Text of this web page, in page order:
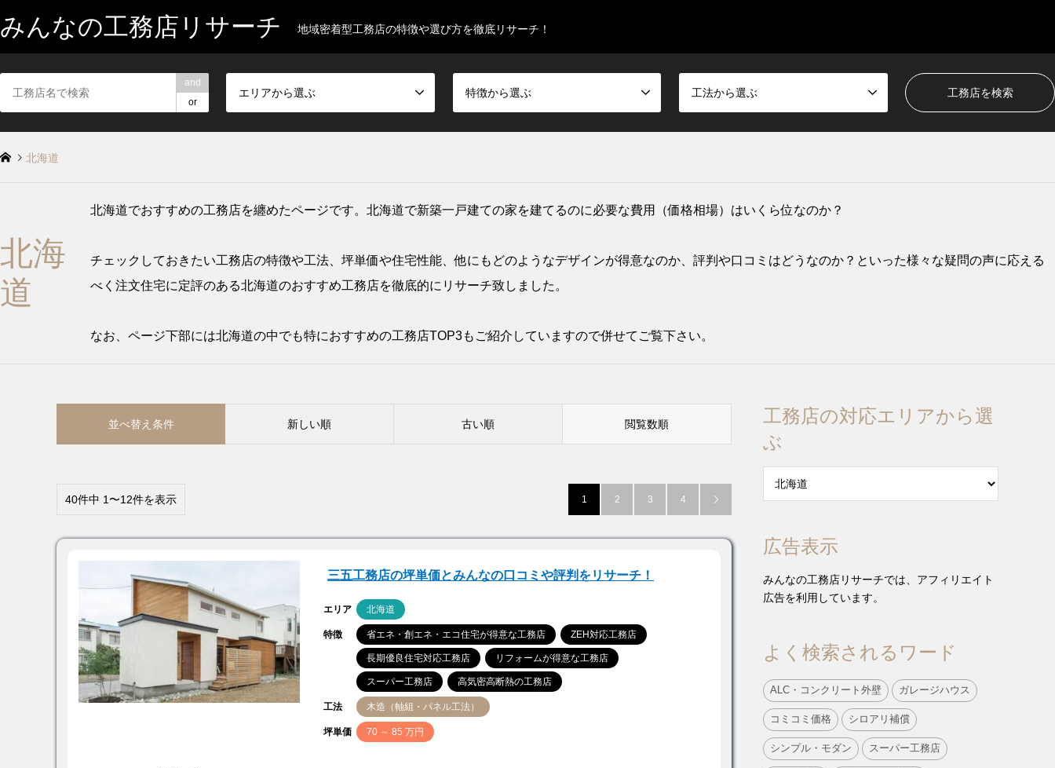
みんなの工務店リサーチ 地域密着型工務店の特徴や選び方を徹底リサーチ！
and
or
エリアから選ぶ 特徴から選ぶ 工法から選ぶ
北海道
北海
道
北海道でおすすめの工務店を纏めたページです。北海道で新築一戸建ての家を建てるのに必要な費用（価格相場）はいくら位なのか？
チェックしておきたい工務店の特徴や工法、坪単価や住宅性能、他にもどのようなデザインが得意なのか、評判や口コミはどうなのか？といった様々な疑問の声に応える
べく注文住宅に定評のある北海道のおすすめ工務店を徹底的にリサーチ致しました。
なお、ページ下部には北海道の中でも特におすすめの工務店TOP3もご紹介していますので併せてご覧下さい。
並べ替え条件 新しい順 古い順 閲覧数順
40件中 1〜12件を表示 1 2 3 4 
三五工務店の坪単価とみんなの口コミや評判をリサーチ！
エリア 北海道
特徴 省エネ・創エネ・エコ住宅が得意な工務店 ZEH対応工務店
長期優良住宅対応工務店 リフォームが得意な工務店
スーパー工務店 高気密高断熱の工務店
工法 木造（軸組・パネル工法）
坪単価 70 ～ 85 万円
工務店の対応エリアから選
ぶ
広告表示
みんなの工務店リサーチでは、アフィリエイト
広告を利用しています。
よく検索されるワード
ALC・コンクリート外壁 ガレージハウス
コミコミ価格 シロアリ補償
シンプル・モダン スーパー工務店